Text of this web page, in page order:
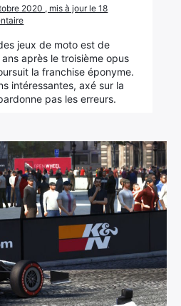
2020 , mis à jour le 18
jeux de moto est de
après le troisième opus
la franchise éponyme.
intéressantes, axé sur la
pas les erreurs.